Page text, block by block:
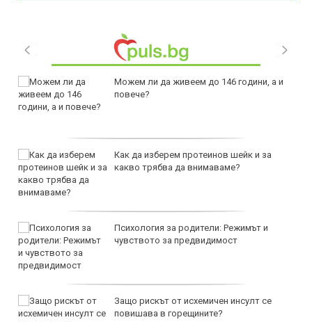
Можем ли да живеем до 146 години, а и
повече?
Как да изберем протеинов шейк и за
какво трябва да внимаваме?
Психология за родители: Режимът и
чувството за предвидимост
Защо рискът от исхемичен инсулт се
повишава в горещините?